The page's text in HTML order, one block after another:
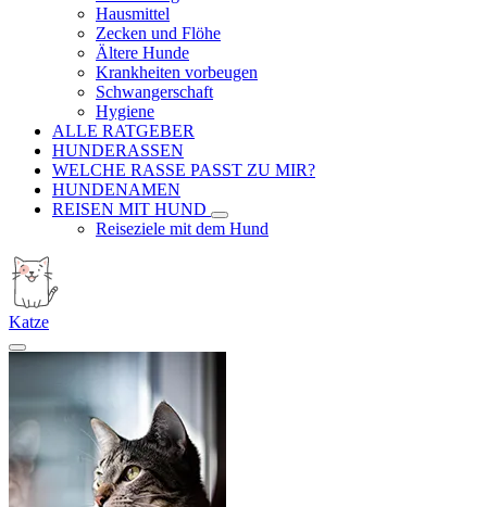
Hausmittel
Zecken und Flöhe
Ältere Hunde
Krankheiten vorbeugen
Schwangerschaft
Hygiene
ALLE RATGEBER
HUNDERASSEN
WELCHE RASSE PASST ZU MIR?
HUNDENAMEN
REISEN MIT HUND
Reiseziele mit dem Hund
Katze